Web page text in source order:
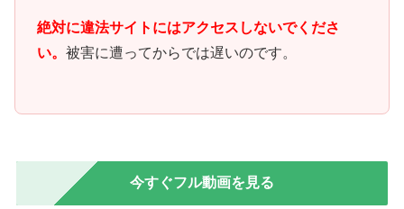
絶対に違法サイトにはアクセスしないでくださ
い。 被害に遭ってからでは遅いのです。
今すぐフル動画を見る